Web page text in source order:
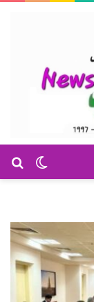
الوضع